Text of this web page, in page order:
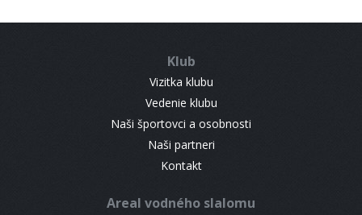
Klub
Vizitka klubu
Vedenie klubu
Naši športovci a osobnosti
Naši partneri
Kontakt
Areal vodného slalomu
CONTACT